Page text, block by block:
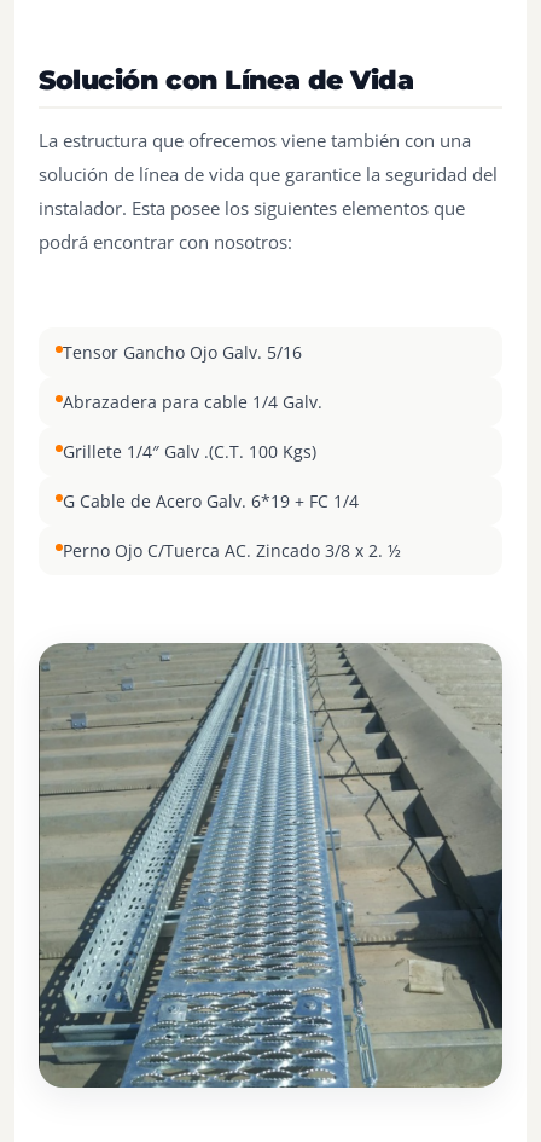
Solución con Línea de Vida
La estructura que ofrecemos viene también con una
solución de línea de vida que garantice la seguridad del
instalador. Esta posee los siguientes elementos que
podrá encontrar con nosotros:
Tensor Gancho Ojo Galv. 5/16
Abrazadera para cable 1/4 Galv.
Grillete 1/4″ Galv .(C.T. 100 Kgs)
G Cable de Acero Galv. 6*19 + FC 1/4
Perno Ojo C/Tuerca AC. Zincado 3/8 x 2. ½